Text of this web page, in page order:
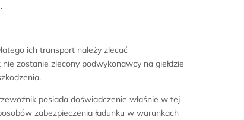
ich transport należy zlecać
zostanie zlecony podwykonawcy na giełdzie
posiada doświadczenie właśnie w tej
zabezpieczenia ładunku w warunkach